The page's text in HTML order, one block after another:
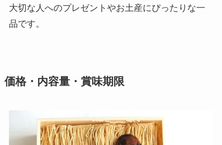
大切な人へのプレゼントやお土産にぴったりな一
品です。
価格・内容量・賞味期限